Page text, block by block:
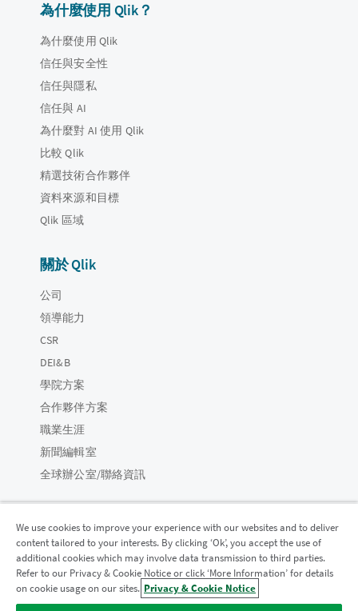
為什麼使用 Qlik？
為什麼使用 Qlik
信任與安全性
信任與隱私
信任與 AI
為什麼對 AI 使用 Qlik
比較 Qlik
精選技術合作夥伴
資料來源和目標
Qlik 區域
關於 Qlik
公司
領導能力
CSR
DEI&B
學院方案
合作夥伴方案
職業生涯
新聞編輯室
全球辦公室/聯絡資訊
Qlik 社群
法律合約 產品條款 Legal Policies 法律條規
We use cookies to improve your experience with our websites and to deliver
content tailored to your interests. By clicking ‘Ok’, you accept the use of
additional cookies which may involve data transmission to third parties.
Refer to our Privacy & Cookie Notice or click ‘More Information’ for details
on cookie usage on our sites. Privacy & Cookie Notice